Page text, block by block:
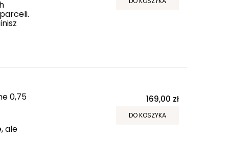
0,75
ale
169,00 zł
DO KOSZYKA